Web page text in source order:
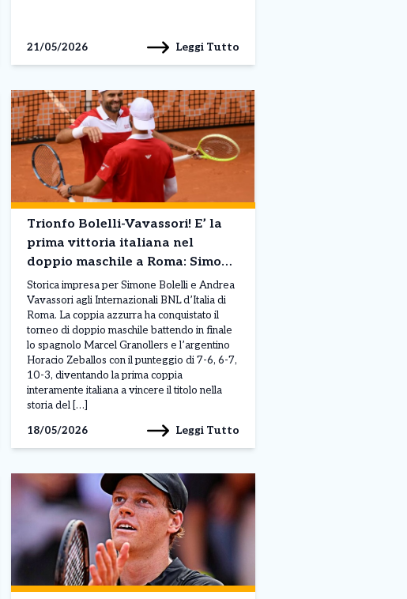
21/05/2026 Leggi Tutto
Trionfo Bolelli-Vavassori! E’ la
prima vittoria italiana nel
doppio maschile a Roma: Simone
e Andrea sono nella storia!
Storica impresa per Simone Bolelli e Andrea
Vavassori agli Internazionali BNL d’Italia di
Roma. La coppia azzurra ha conquistato il
torneo di doppio maschile battendo in finale
lo spagnolo Marcel Granollers e l’argentino
Horacio Zeballos con il punteggio di 7-6, 6-7,
10-3, diventando la prima coppia
interamente italiana a vincere il titolo nella
storia del […]
18/05/2026
Leggi Tutto